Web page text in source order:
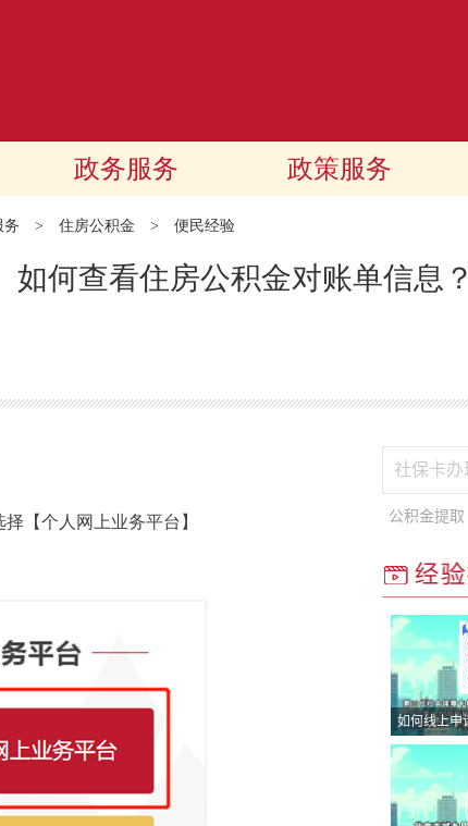
政务服务 政策服务
务 > 住房公积金 > 便民经验
如何查看住房公积金对账单信息？
择【个人网上业务平台】